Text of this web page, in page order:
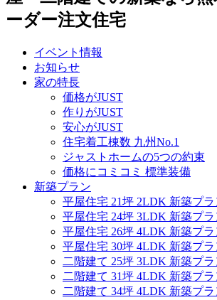
ーダー注文住宅
イベント情報
お知らせ
家の特長
価格がJUST
作りがJUST
安心がJUST
住宅着工棟数 九州No.1
ジャストホームの5つの約束
価格にコミコミ 標準装備
新築プラン
平屋住宅 21坪 2LDK 新築プラ
平屋住宅 24坪 3LDK 新築プラ
平屋住宅 26坪 4LDK 新築プラ
平屋住宅 30坪 4LDK 新築プラ
二階建て 25坪 3LDK 新築プラ
二階建て 31坪 4LDK 新築プラ
二階建て 34坪 4LDK 新築プラ